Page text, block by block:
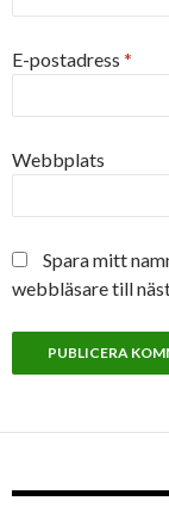
E-postadress *
Webbplats
Spara mitt
webbläsare till